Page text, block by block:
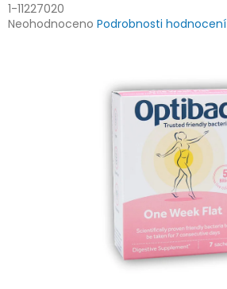
1-11227020
Průměrné
Neohodnoceno Podrobnosti hodnocení